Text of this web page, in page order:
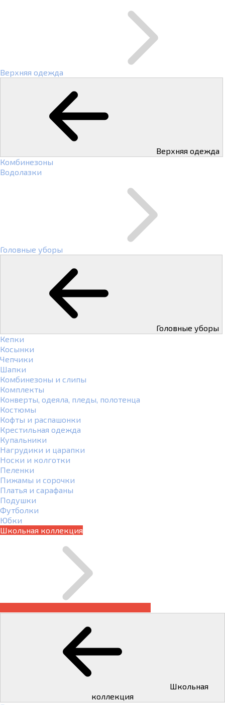
Верхняя одежда
Верхняя одежда
Комбинезоны
Водолазки
Головные уборы
Головные уборы
Кепки
Косынки
Чепчики
Шапки
Комбинезоны и слипы
Комплекты
Конверты, одеяла, пледы, полотенца
Костюмы
Кофты и распашонки
Крестильная одежда
Купальники
Нагрудики и царапки
Носки и колготки
Пеленки
Пижамы и сорочки
Платья и сарафаны
Подушки
Футболки
Юбки
Школьная коллекция
коллекция